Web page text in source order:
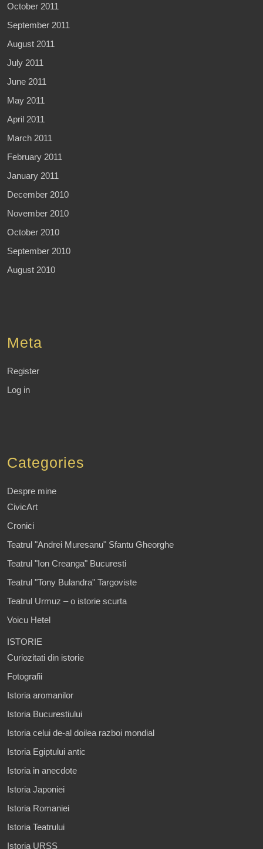
October 2011
September 2011
August 2011
July 2011
June 2011
May 2011
April 2011
March 2011
February 2011
January 2011
December 2010
November 2010
October 2010
September 2010
August 2010
Meta
Register
Log in
Categories
Despre mine
CivicArt
Cronici
Teatrul "Andrei Muresanu" Sfantu Gheorghe
Teatrul "Ion Creanga" Bucuresti
Teatrul "Tony Bulandra" Targoviste
Teatrul Urmuz – o istorie scurta
Voicu Hetel
ISTORIE
Curiozitati din istorie
Fotografii
Istoria aromanilor
Istoria Bucurestiului
Istoria celui de-al doilea razboi mondial
Istoria Egiptului antic
Istoria in anecdote
Istoria Japoniei
Istoria Romaniei
Istoria Teatrului
Istoria URSS